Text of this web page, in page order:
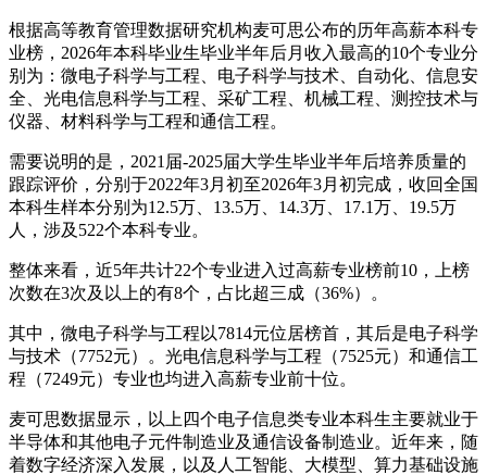
根据高等教育管理数据研究机构麦可思公布的历年高薪本科专
业榜，2026年本科毕业生毕业半年后月收入最高的10个专业分
别为：微电子科学与工程、电子科学与技术、自动化、信息安
全、光电信息科学与工程、采矿工程、机械工程、测控技术与
仪器、材料科学与工程和通信工程。
需要说明的是，2021届-2025届大学生毕业半年后培养质量的
跟踪评价，分别于2022年3月初至2026年3月初完成，收回全国
本科生样本分别为12.5万、13.5万、14.3万、17.1万、19.5万
人，涉及522个本科专业。
整体来看，近5年共计22个专业进入过高薪专业榜前10，上榜
次数在3次及以上的有8个，占比超三成（36%）。
其中，微电子科学与工程以7814元位居榜首，其后是电子科学
与技术（7752元）。光电信息科学与工程（7525元）和通信工
程（7249元）专业也均进入高薪专业前十位。
麦可思数据显示，以上四个电子信息类专业本科生主要就业于
半导体和其他电子元件制造业及通信设备制造业。近年来，随
着数字经济深入发展，以及人工智能、大模型、算力基础设施